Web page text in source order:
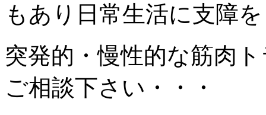
もあり日常生活に支障
突発的・慢性的な筋肉
ご相談下さい・・・